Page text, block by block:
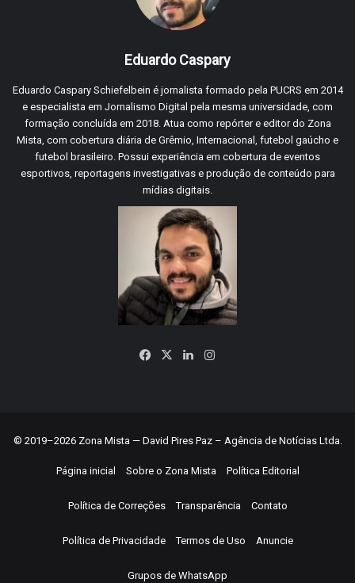
Eduardo Caspary
Eduardo Caspary Schiefelbein é jornalista formado pela PUCRS em 2014
e especialista em Jornalismo Digital pela mesma universidade, com
formação concluída em 2018. Atua como repórter e editor do Zona
Mista, com cobertura diária de Grêmio, Internacional, futebol gaúcho e
futebol brasileiro. Possui experiência em cobertura de eventos
esportivos, reportagens investigativas e produção de conteúdo para
mídias digitais.
Facebook
X LinkedinInstagram
© 2019–2026 Zona Mista — David Pires Paz – Agência de Notícias Ltda.
Página inicial Sobre o Zona Mista Política Editorial
Política de Correções Transparência Contato
Política de Privacidade Termos de Uso Anuncie
Grupos de WhatsApp